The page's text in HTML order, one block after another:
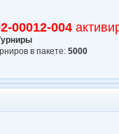
00012-004
в пакете: 5000